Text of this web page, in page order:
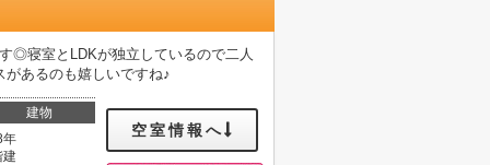
◎寝室とLDKが独立しているので二人
あるのも嬉しいですね♪
建物
年
建
空室情報へ